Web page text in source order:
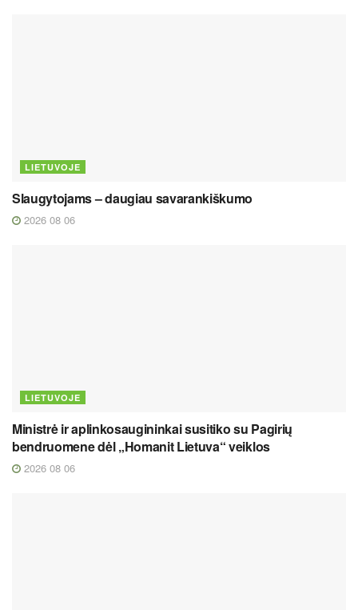
LIETUVOJE
Slaugytojams – daugiau savarankiškumo
2026 08 06
LIETUVOJE
Ministrė ir aplinkosaugininkai susitiko su Pagirių
bendruomene dėl „Homanit Lietuva“ veiklos
2026 08 06